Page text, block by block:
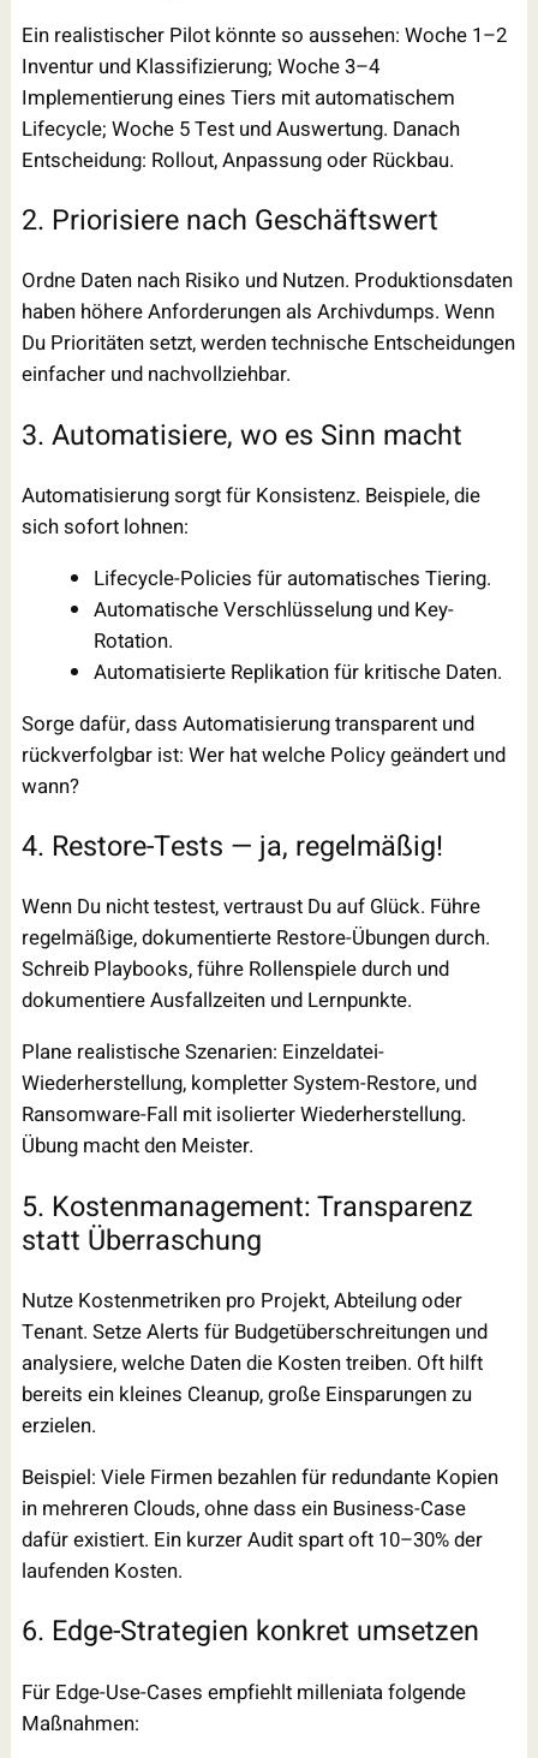
Ein realistischer Pilot könnte so aussehen: Woche 1–2
Inventur und Klassifizierung; Woche 3–4
Implementierung eines Tiers mit automatischem
Lifecycle; Woche 5 Test und Auswertung. Danach
Entscheidung: Rollout, Anpassung oder Rückbau.
2. Priorisiere nach Geschäftswert
Ordne Daten nach Risiko und Nutzen. Produktionsdaten
haben höhere Anforderungen als Archivdumps. Wenn
Du Prioritäten setzt, werden technische Entscheidungen
einfacher und nachvollziehbar.
3. Automatisiere, wo es Sinn macht
Automatisierung sorgt für Konsistenz. Beispiele, die
sich sofort lohnen:
Lifecycle-Policies für automatisches Tiering.
Automatische Verschlüsselung und Key-
Rotation.
Automatisierte Replikation für kritische Daten.
Sorge dafür, dass Automatisierung transparent und
rückverfolgbar ist: Wer hat welche Policy geändert und
wann?
4. Restore-Tests — ja, regelmäßig!
Wenn Du nicht testest, vertraust Du auf Glück. Führe
regelmäßige, dokumentierte Restore-Übungen durch.
Schreib Playbooks, führe Rollenspiele durch und
dokumentiere Ausfallzeiten und Lernpunkte.
Plane realistische Szenarien: Einzeldatei-
Wiederherstellung, kompletter System-Restore, und
Ransomware-Fall mit isolierter Wiederherstellung.
Übung macht den Meister.
5. Kostenmanagement: Transparenz
statt Überraschung
Nutze Kostenmetriken pro Projekt, Abteilung oder
Tenant. Setze Alerts für Budgetüberschreitungen und
analysiere, welche Daten die Kosten treiben. Oft hilft
bereits ein kleines Cleanup, große Einsparungen zu
erzielen.
Beispiel: Viele Firmen bezahlen für redundante Kopien
in mehreren Clouds, ohne dass ein Business-Case
dafür existiert. Ein kurzer Audit spart oft 10–30% der
laufenden Kosten.
6. Edge-Strategien konkret umsetzen
Für Edge-Use-Cases empfiehlt milleniata folgende
Maßnahmen: